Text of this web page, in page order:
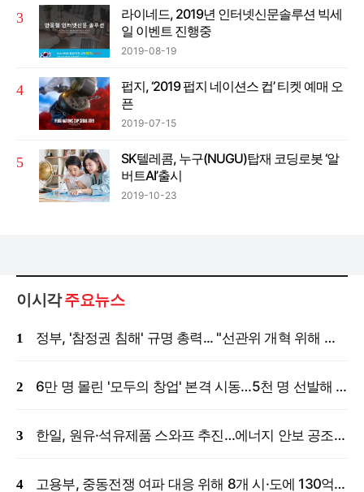
라이네드, 2019년 인터넷신문솔루션 빅세
일 이벤트 진행중
2019-08-19
펍지, ‘2019 펍지 네이션스 컵’ 티켓 예매 오
픈
2019-07-15
SK텔레콤, 누구(NUGU)탑재 코딩로봇 ‘알
버트AI’출시
2019-10-23
이시각주요뉴스
정부, '참정권 침해' 규명 총력... "선관위 개혁 위해 국정조사 등 모든 조치"
6만 명 몰린 '모두의 창업' 본격 시동…5천 명 선발해 밀착 지원
한일, 원유·석유제품 스와프 추진…에너지 안보 공조 강화
고용부, 중동전쟁 여파 대응 위해 8개 시·도에 130억 원 긴급 투입